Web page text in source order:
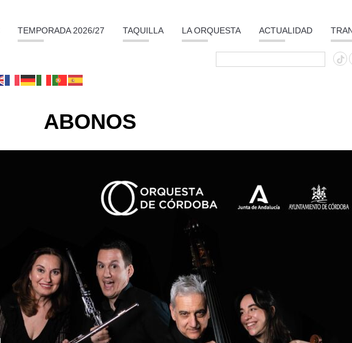
TEMPORADA 2026/27 TAQUILLA LA ORQUESTA ACTUALIDAD
ABONOS